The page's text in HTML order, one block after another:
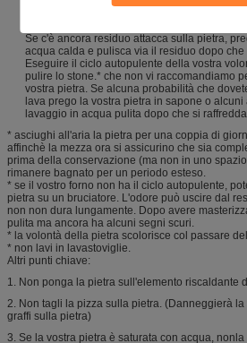
Se c'è ancora residuo attacca sulla pietra,
acqua calda e pulisca via il residuo dopo
Eseguire il ciclo autopulente della vostra
pulire lo stone.* che non vi raccomandiamo
vostra pietra. Se alcuna probabilità che
lava prego la vostra pietra in sapone o
lavaggio in acqua pulita dopo che si
* asciughi all'aria la pietra per una coppia di
affinchè la mezza ora si assicurino che sia
prima della conservazione (ma non in uno
rimanere bagnato per un periodo esteso.
* se il vostro forno non ha il ciclo autopulente,
pietra su un bruciatore. L'odore può uscire dal
non non dura lungamente. Dopo avere
pulita ma ancora ha alcuni segni scuri.
* la volontà della pietra scolorisce col passare
* non lavi in lavastoviglie.
Altri punti chiave:
1. Non ponga la pietra sull'elemento riscaldante
2. Non tagli la pizza sulla pietra. (Danneggierà
graffi sulla pietra)
3. Se la vostra pietra è saturata con acqua,